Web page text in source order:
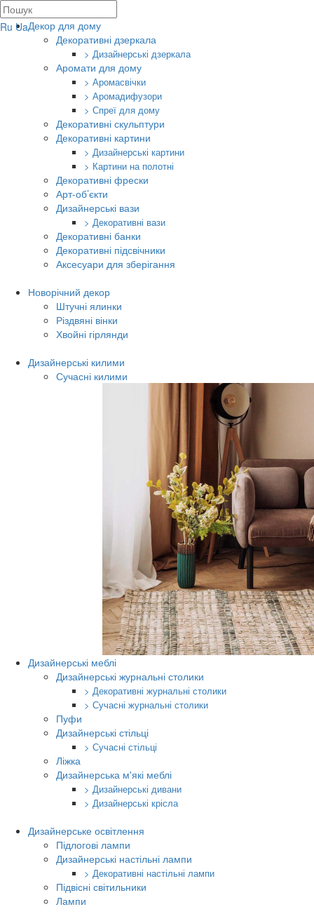
Ru UaДекор для дому
Декоративні дзеркала
> Дизайнерські дзеркала
Аромати для дому
> Аромасвічки
> Аромадифузори
> Спреї для дому
Декоративні скульптури
Декоративні картини
> Дизайнерські картини
> Картини на полотні
Декоративні фрески
Арт-об’єкти
Дизайнерські вази
> Декоративні вази
Декоративні банки
Декоративні підсвічники
Аксесуари для зберігання
Новорічний декор
Штучні ялинки
Різдвяні вінки
Хвойні гірлянди
Дизайнерські килими
Сучасні килими
Дизайнерські меблі
Дизайнерські журнальні столики
> Декоративні журнальні столики
> Сучасні журнальні столики
Пуфи
Дизайнерські стільці
> Сучасні стільці
Ліжка
Дизайнерська м'які меблі
> Дизайнерські дивани
> Дизайнерські крісла
Дизайнерське освітлення
Підлогові лампи
Дизайнерські настільні лампи
> Декоративні настільні лампи
Підвісні світильники
Лампи